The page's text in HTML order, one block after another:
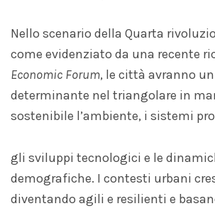
Nello scenario della Quarta
come evidenziato da una recente
Economic Forum, le città avranno
determinante nel triangolare in
sostenibile l’ambiente, i sistemi
gli sviluppi tecnologici e le
demografiche. I contesti urbani
diventando agili e resilienti e